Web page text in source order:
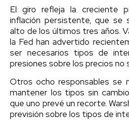
El giro refleja la creciente
inflación persistente, que se
alto de los últimos tres años.
la Fed han advertido
ser necesarios tipos de
presiones sobre los precios no
Otros ocho responsables se
mantener los tipos sin
que uno prevé un recorte.
previsión sobre los tipos de